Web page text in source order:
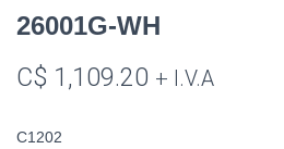
26001G-WH
C$ 1,109.20 + I.V.A
C1202